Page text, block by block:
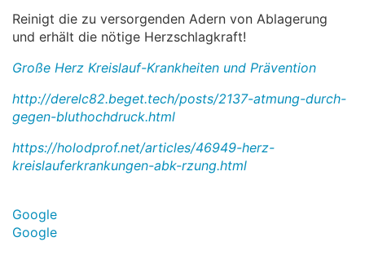
Reinigt die zu versorgenden Adern von Ablagerung
und erhält die nötige Herzschlagkraft!
Große Herz Kreislauf-Krankheiten und Prävention
http://derelc82.beget.tech/posts/2137-atmung-durch-
gegen-bluthochdruck.html
https://holodprof.net/articles/46949-herz-
kreislauferkrankungen-abk-rzung.html
Google
Google